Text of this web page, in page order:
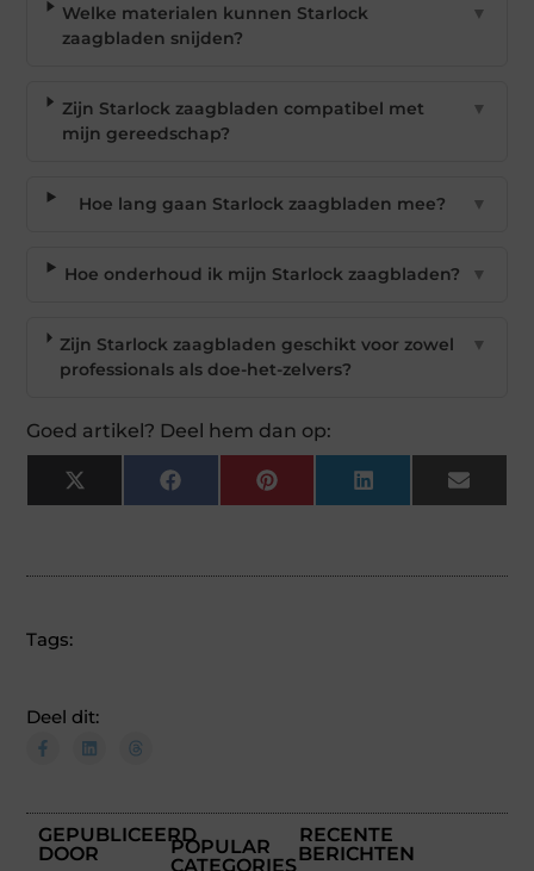
Welke materialen kunnen Starlock
zaagbladen snijden?
▼
Zijn Starlock zaagbladen compatibel met
mijn gereedschap?
▼
Hoe lang gaan Starlock zaagbladen mee? ▼
Hoe onderhoud ik mijn Starlock zaagbladen? ▼
Zijn Starlock zaagbladen geschikt voor zowel
professionals als doe-het-zelvers?
▼
Goed artikel? Deel hem dan op:
X
(Twitter)
Facebook Pinterest LinkedIn Email
Tags:
Deel dit:
GEPUBLICEERD
DOOR
POPULAR
CATEGORIES
RECENTE
BERICHTEN